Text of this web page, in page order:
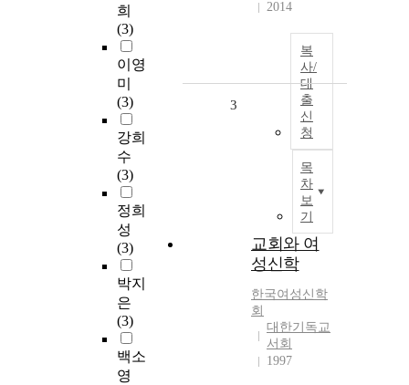
희
(3)
이영
미
(3)
강희
수
(3)
정희
성
(3)
박지
은
(3)
백소
영
2014
복
사/
대
출
신
청
목
차
보
기
3
교회와 여
성신학
한국여성신학
회
대한기독교
서회
1997